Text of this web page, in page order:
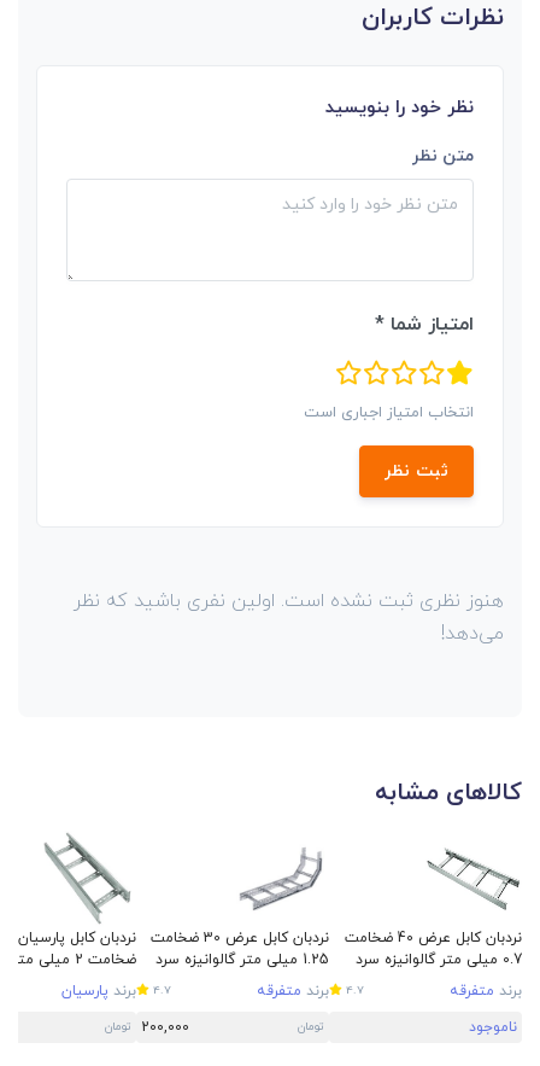
نظرات کاربران
نظر خود را بنویسید
متن نظر
امتیاز شما *
انتخاب امتیاز اجباری است
ثبت نظر
هنوز نظری ثبت نشده است. اولین نفری باشید که نظر
می‌دهد!
کالاهای مشابه
نردبان کابل عرض 40 ضخامت
0.7 میلی متر گالوانیزه سرد
برند متفرقه 4.7
ناموجود
نردبان کابل عرض 30 ضخامت
1.25 میلی متر گالوانیزه سرد
برند متفرقه 4.7
تومان 200,000
ضخامت 2 میلی
سرد
برند پارسیان
تومان